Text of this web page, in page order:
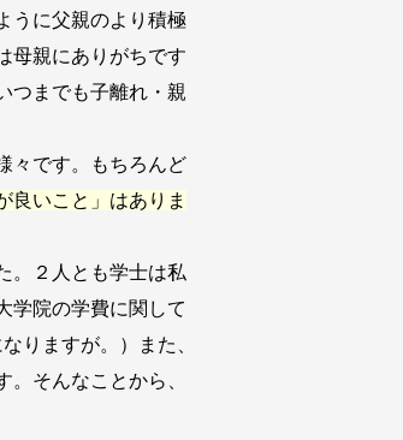
うに父親のより積極
母親にありがちです
つまでも子離れ・親
々です。もちろんど
良いこと」はありま
。２人とも学士は私
学院の学費に関して
りますが。）また、
そんなことから、